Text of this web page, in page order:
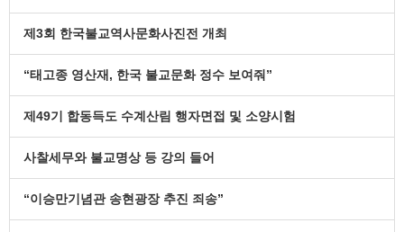
제3회 한국불교역사문화사진전 개최
“태고종 영산재, 한국 불교문화 정수 보여줘”
제49기 합동득도 수계산림 행자면접 및 소양시험
사찰세무와 불교명상 등 강의 들어
“이승만기념관 송현광장 추진 죄송”